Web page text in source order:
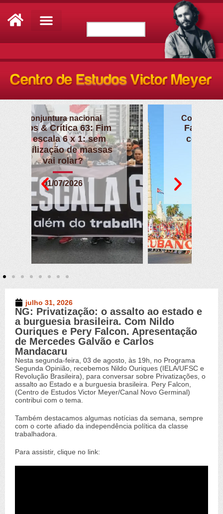
Conjuntura internacional
Fatos & Crítica 62: O
cerco imperialista a
Cuba
02/06/2026
Novo Germinal,Vídeos
julho 31, 2026
NG: Privatização: o assalto ao estado e
a burguesia brasileira. Com Nildo
Ouriques e Pery Falcon. Apresentação
de Mercedes Galvão e Carlos
Mandacaru
Nesta segunda-feira, 03 de agosto, às 19h, no Programa
Segunda Opinião, recebemos Nildo Ouriques (IELA/UFSC e
Revolução Brasileira), para conversar sobre Privatizações, o
assalto ao Estado e a burguesia brasileira. Pery Falcon,
(Centro de Estudos Victor Meyer/Canal Novo Germinal)
contribui com o tema.
Também destacamos algumas notícias da semana, sempre
com o corte afiado da independência política da classe
trabalhadora.
Para assistir, clique no link: